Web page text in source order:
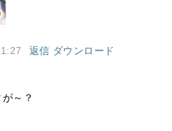
返信 ダウンロード
～？